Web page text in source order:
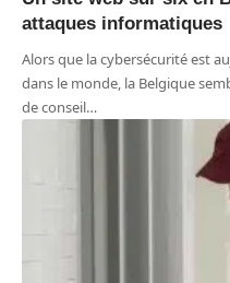
attaques informatiques
Alors que la cybersécurité est
dans le monde, la Belgique
de conseil…